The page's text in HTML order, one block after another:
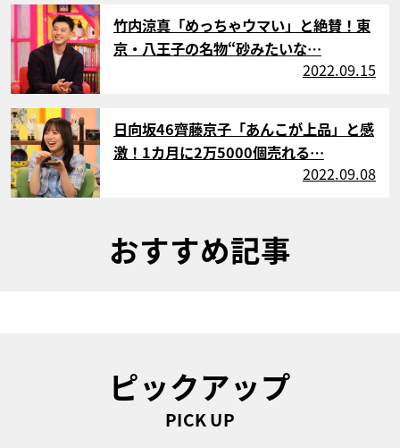
サムネイル
竹内涼真「めっちゃウマい」と絶賛！東
京・八王子の名物“砂みたいな…
2022.09.15
サムネイル
日向坂46齊藤京子「あんこが上品」と感
激！1カ月に2万5000個売れる…
2022.09.08
おすすめ記事
ピックアップ
PICK UP